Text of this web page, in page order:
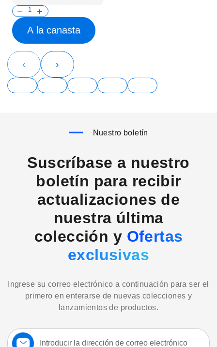
A la canasta
‹ ›
Nuestro boletín
Suscríbase a nuestro
boletín para recibir
actualizaciones de
nuestra última
colección y Ofertas
exclusivas
Ingrese su correo electrónico a continuación para ser el
primero en enterarse de nuevas colecciones y
lanzamientos de productos.
Suscríbase
a